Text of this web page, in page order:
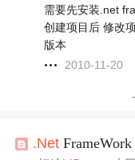
需要先安装.net
创建项目后 修改
版本
2010-11-20
.Net FrameWork